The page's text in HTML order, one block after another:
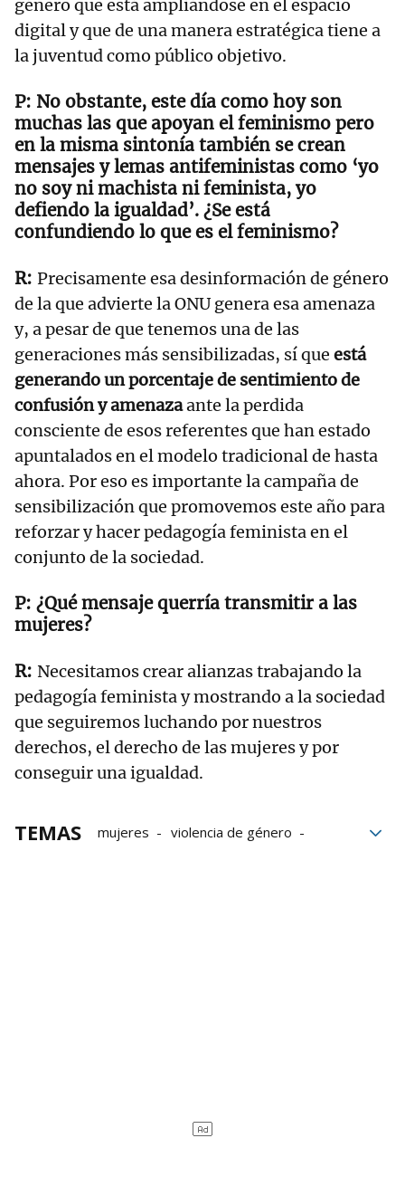
género que está ampliándose en el espacio
digital y que de una manera estratégica tiene a
la juventud como público objetivo.
No obstante, este día como hoy son
muchas las que apoyan el feminismo pero
en la misma sintonía también se crean
mensajes y lemas antifeministas como ‘yo
no soy ni machista ni feminista, yo
defiendo la igualdad’. ¿Se está
confundiendo lo que es el feminismo?
Precisamente esa desinformación de género
de la que advierte la ONU genera esa amenaza
y, a pesar de que tenemos una de las
generaciones más sensibilizadas, sí que está
generando un porcentaje de sentimiento de
confusión y amenazaante la perdida
consciente de esos referentes que han estado
apuntalados en el modelo tradicional de hasta
ahora. Por eso es importante la campaña de
sensibilización que promovemos este año para
reforzar y hacer pedagogía feminista en el
conjunto de la sociedad.
¿Qué mensaje querría transmitir a las
mujeres?
Necesitamos crear alianzas trabajando la
pedagogía feminista y mostrando a la sociedad
que seguiremos luchando por nuestros
derechos, el derecho de las mujeres y por
conseguir una igualdad.
TEMAS mujeres
violencia de género